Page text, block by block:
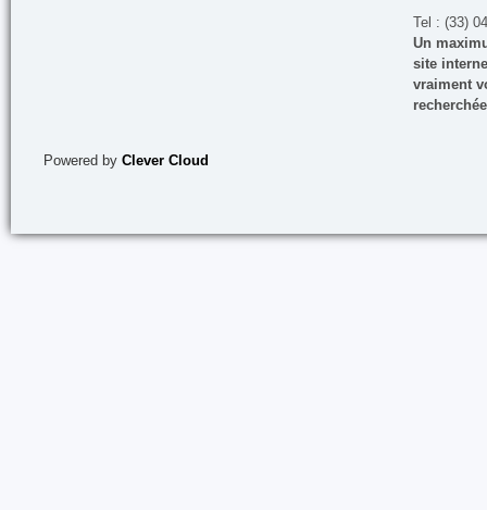
Tel : (33)
Un
site
vraiment
Powered by Clever Cloud